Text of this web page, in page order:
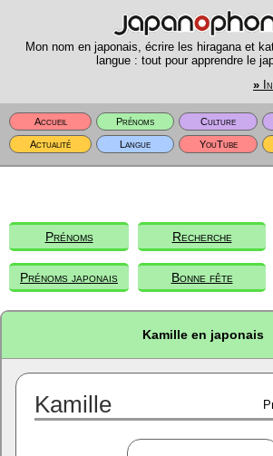
Mon nom en japonais, écrire les hiragana et
langue : tout pour apprendre le
»
Accueil Prénoms Culture
Actualité
Langue YouTube
Prénoms Recherche
Prénoms japonais Bonne fête
Kamille en japonais
Kamille